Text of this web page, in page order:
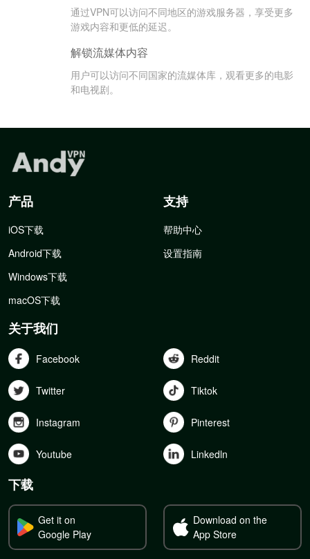
通过VPN可以访问不同地区的游戏服务器，享受更多
游戏内容和更低的延迟。
解锁流媒体内容
用户可以访问不同国家的流媒体库，观看更多的电影
和电视剧。
产品
iOS下载
Android下载
Windows下载
macOS下载
支持
帮助中心
设置指南
关于我们
Facebook Reddit
Twitter Tiktok
Instagram Pinterest
Youtube Linkedln
下载
Get it on
Google Play
Download on the
App Store